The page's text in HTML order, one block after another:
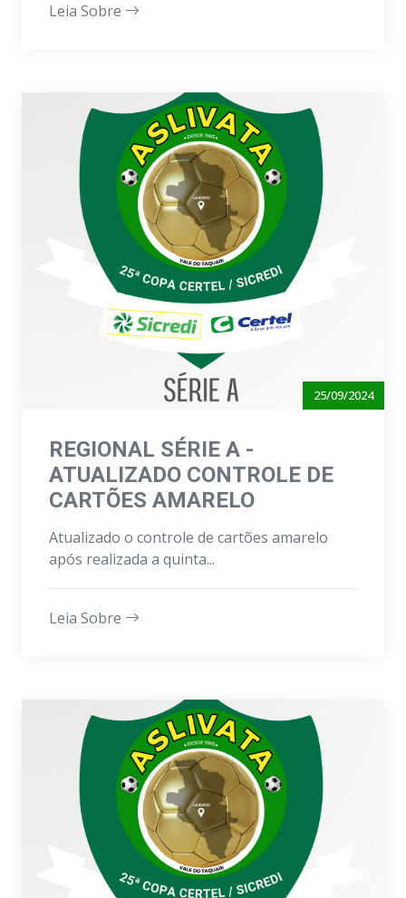
Leia Sobre
25/09/2024
REGIONAL SÉRIE A -
ATUALIZADO CONTROLE DE
CARTÕES AMARELO
Atualizado o controle de cartões amarelo
após realizada a quinta...
Leia Sobre